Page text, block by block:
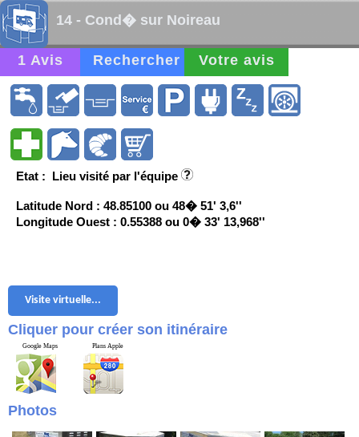
14 - Cond� sur Noireau
1 Avis Rechercher Votre avis
Etat : Lieu visité par l'équipe
Latitude Nord : 48.85100 ou 48� 51' 3,6''
Longitude Ouest : 0.55388 ou 0� 33' 13,968''
Visite virtuelle...
Cliquer pour créer son itinéraire
Google Maps Plans Apple
Photos